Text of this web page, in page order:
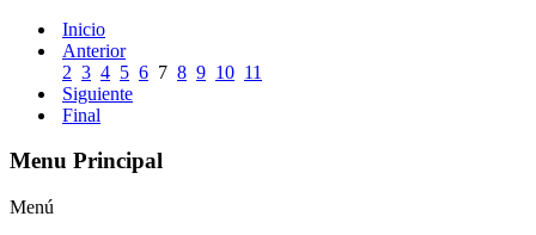
Inicio
Anterior
2 3 4 5 6 7 8 9 10 11
Siguiente
Final
Menu Principal
Menú